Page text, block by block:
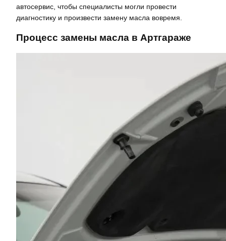
автосервис, чтобы специалисты могли провести
диагностику и произвести замену масла вовремя.
Процесс замены масла в Артгараже